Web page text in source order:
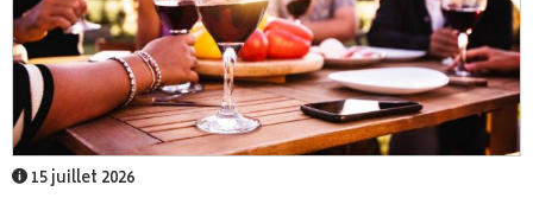
15 juillet 2026